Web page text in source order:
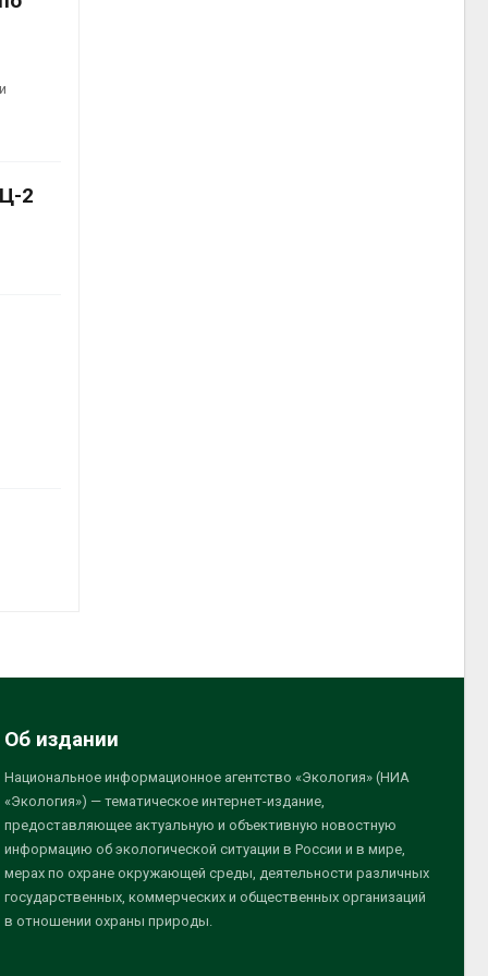
2
Об издании
Национальное информационное агентство «Экология» (НИА
«Экология») — тематическое интернет-издание,
предоставляющее актуальную и объективную новостную
информацию об экологической ситуации в России и в мире,
мерах по охране окружающей среды, деятельности различных
государственных, коммерческих и общественных организаций
в отношении охраны природы.